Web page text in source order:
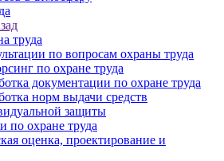
труда
по вопросам охраны труда
по охране труда
документации по охране труда
норм выдачи средств
защиты
по охране труда
оценка, проектирование и